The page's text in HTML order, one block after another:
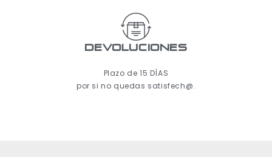
Devoluciones
Plazo de 15 DÍAS
por si no quedas satisfech@.